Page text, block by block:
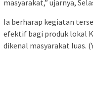
masyarakat,” ujarnya,
Ia berharap kegiatan
efektif bagi produk lokal
dikenal masyarakat luas.